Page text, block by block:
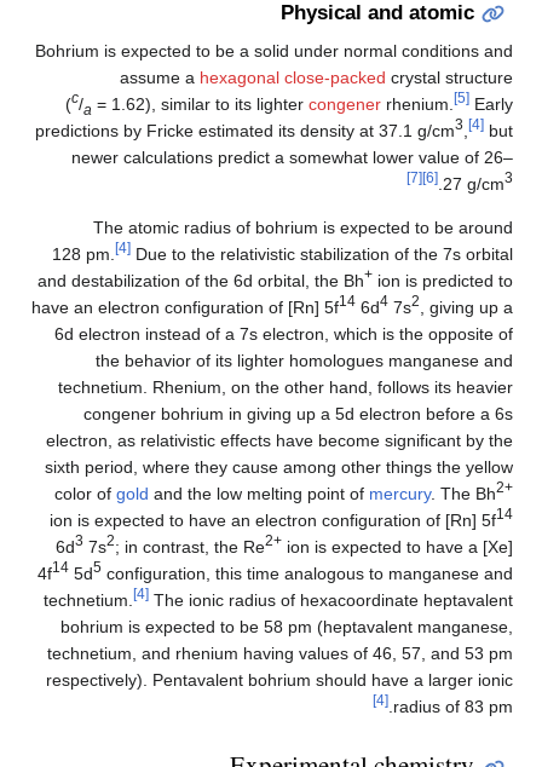
Physical and atomic
Bohrium is expected to be a solid under normal conditions and
assume a hexagonal close-packed crystal structure
(c/a = 1.62), similar to its lighter congener rhenium. [5] Early
predictions by Fricke estimated its density at 37.1 g/cm3, [4] but
newer calculations predict a somewhat lower value of 26–
27 g/cm3
.
[6]
[7]
The atomic radius of bohrium is expected to be around
128 pm.
[4] Due to the relativistic stabilization of the 7s orbital
and destabilization of the 6d orbital, the Bh+ ion is predicted to
have an electron configuration of [Rn] 5f14 6d4 7s2, giving up a
6d electron instead of a 7s electron, which is the opposite of
the behavior of its lighter homologues manganese and
technetium. Rhenium, on the other hand, follows its heavier
congener bohrium in giving up a 5d electron before a 6s
electron, as relativistic effects have become significant by the
sixth period, where they cause among other things the yellow
color of gold and the low melting point of mercury. The Bh2+
ion is expected to have an electron configuration of [Rn] 5f14
6d3 7s2; in contrast, the Re2+ ion is expected to have a [Xe]
4f14 5d5 configuration, this time analogous to manganese and
technetium.
[4] The ionic radius of hexacoordinate heptavalent
bohrium is expected to be 58 pm (heptavalent manganese,
technetium, and rhenium having values of 46, 57, and 53 pm
respectively). Pentavalent bohrium should have a larger ionic
radius of 83 pm.
[4]